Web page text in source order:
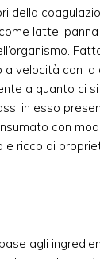
della
latte,
a velocità con
a quanto ci
in esso
con
ricco di
agli